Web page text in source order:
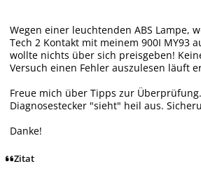
Wegen einer leuchtenden ABS Lampe,
Tech 2 Kontakt mit meinem 900I MY93
wollte nichts über sich preisgeben!
Versuch einen Fehler auszulesen läuft
Freue mich über Tipps zur
Diagnosestecker "sieht" heil aus.
Danke!
Zitat